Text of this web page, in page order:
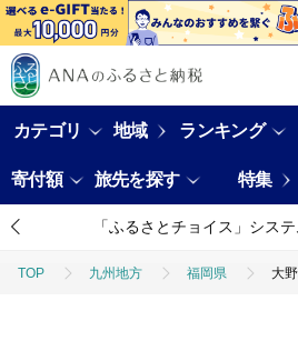
カテゴリ 地域 ランキング
寄付額 旅先を探す 特集
「ふるさとチョイス」シス
TOP 九州地方 福岡県 大